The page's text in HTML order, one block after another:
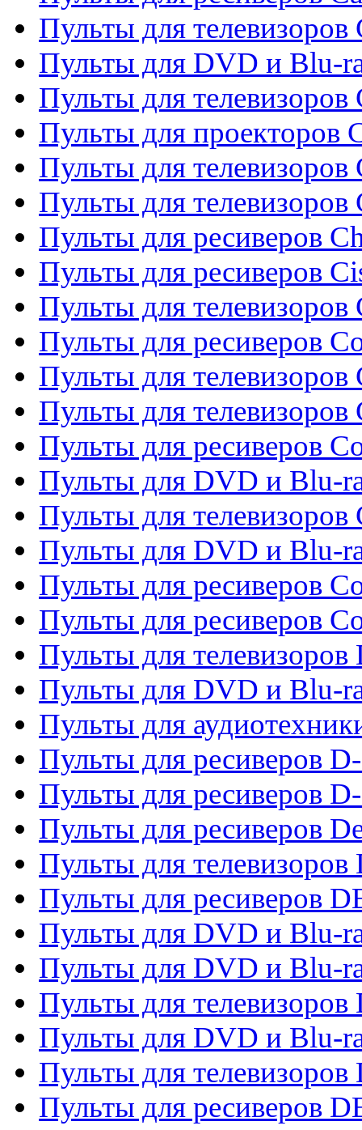
Пульты для телевизоров
Пульты для DVD и Blu-
Пульты для телевизоров
Пульты для проекторов
Пульты для телевизоров
Пульты для телевизоров
Пульты для ресиверов
Пульты для ресиверов
Пульты для телевизоров
Пульты для ресиверов
Пульты для телевизоров
Пульты для телевизоров
Пульты для ресиверов
Пульты для DVD и Blu-
Пульты для телевизоров
Пульты для DVD и Blu-
Пульты для ресиверов
Пульты для ресиверов
Пульты для телевизоров
Пульты для DVD и Blu-
Пульты для
Пульты для ресиверов
Пульты для ресиверов
Пульты для ресиверов
Пульты для телевизоров
Пульты для ресиверов
Пульты для DVD и Blu-
Пульты для DVD и Blu-
Пульты для
Пульты для DVD и Blu-
Пульты для телевизоров
Пульты для ресиверов